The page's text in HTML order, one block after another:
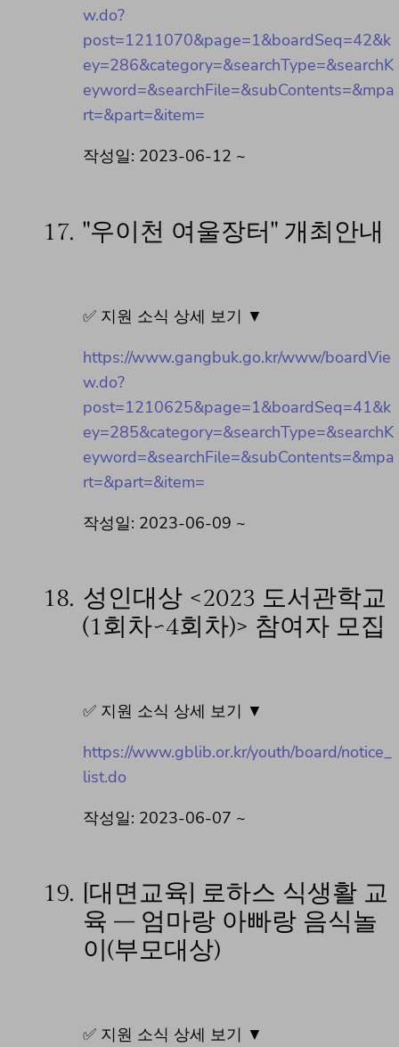
w.do?
post=1211070&page=1&boardSeq=42&k
ey=286&category=&searchType=&searchK
eyword=&searchFile=&subContents=&mpa
rt=&part=&item=
작성일: 2023-06-12 ~
17. "우이천 여울장터" 개최안내
✅ 지원 소식 상세 보기 ▼
https://www.gangbuk.go.kr/www/boardVie
w.do?
post=1210625&page=1&boardSeq=41&k
ey=285&category=&searchType=&searchK
eyword=&searchFile=&subContents=&mpa
rt=&part=&item=
작성일: 2023-06-09 ~
18. 성인대상 <2023 도서관학교
(1회차~4회차)> 참여자 모집
✅ 지원 소식 상세 보기 ▼
https://www.gblib.or.kr/youth/board/notice_
list.do
작성일: 2023-06-07 ~
19. [대면교육] 로하스 식생활 교
육 – 엄마랑 아빠랑 음식놀
이(부모대상)
✅ 지원 소식 상세 보기 ▼